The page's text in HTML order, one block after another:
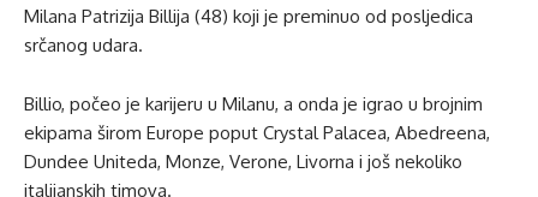
Milana Patrizija Billija (48) koji je preminuo od posljedica
srčanog udara.
Billio, počeo je karijeru u Milanu, a onda je igrao u brojnim
ekipama širom Europe poput Crystal Palacea, Abedreena,
Dundee Uniteda, Monze, Verone, Livorna i još nekoliko
italijanskih timova.